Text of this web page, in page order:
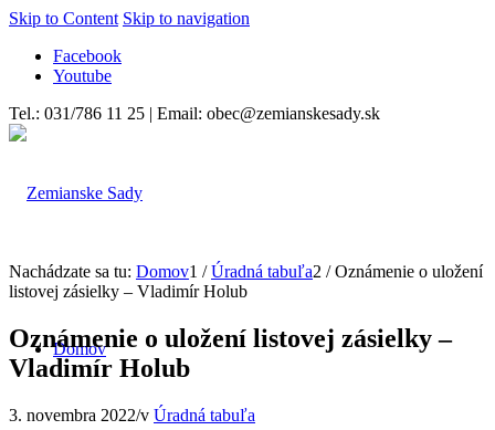
Skip to Content Skip to navigation
Facebook
Youtube
Tel.: 031/786 11 25 | Email: obec@zemianskesady.sk
Domov
Nachádzate sa tu: Domov1 / Úradná tabuľa2 / Oznámenie o uložení
listovej zásielky – Vladimír Holub
Oznámenie o uložení listovej zásielky –
Vladimír Holub
3. novembra 2022/v Úradná tabuľa